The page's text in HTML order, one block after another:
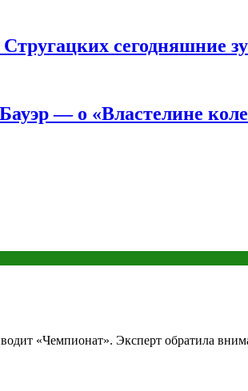
сегодняшние
— о «Властелине
«Чемпионат». Эксперт обратила